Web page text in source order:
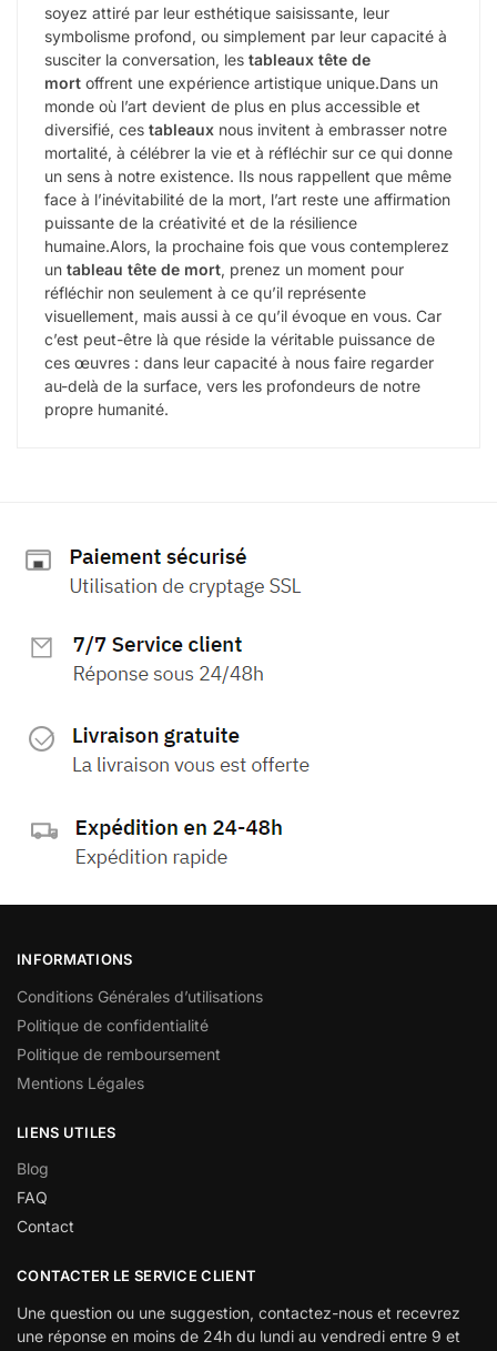
soyez attiré par leur esthétique saisissante, leur
symbolisme profond, ou simplement par leur capacité à
susciter la conversation, les tableaux tête de
mort offrent une expérience artistique unique.Dans un
monde où l’art devient de plus en plus accessible et
diversifié, ces tableaux nous invitent à embrasser notre
mortalité, à célébrer la vie et à réfléchir sur ce qui donne
un sens à notre existence. Ils nous rappellent que même
face à l’inévitabilité de la mort, l’art reste une affirmation
puissante de la créativité et de la résilience
humaine.Alors, la prochaine fois que vous contemplerez
un tableau tête de mort, prenez un moment pour
réfléchir non seulement à ce qu’il représente
visuellement, mais aussi à ce qu’il évoque en vous. Car
c’est peut-être là que réside la véritable puissance de
ces œuvres : dans leur capacité à nous faire regarder
au-delà de la surface, vers les profondeurs de notre
propre humanité.
INFORMATIONS
Conditions Générales d’utilisations
Politique de confidentialité
Politique de remboursement
Mentions Légales
LIENS UTILES
Blog
FAQ
Contact
CONTACTER LE SERVICE CLIENT
Une question ou une suggestion, contactez-nous et recevrez
une réponse en moins de 24h du lundi au vendredi entre 9 et